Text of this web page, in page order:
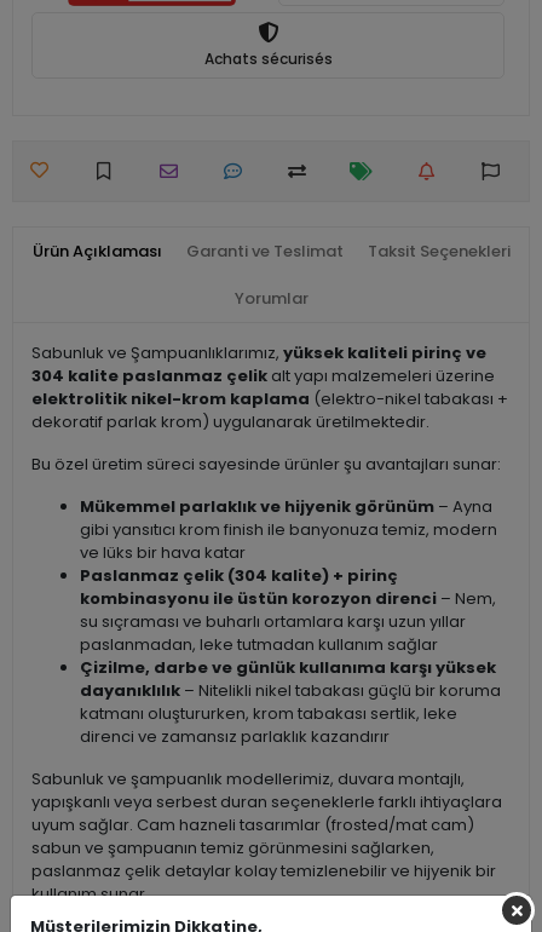
Achats sécurisés
Ürün Açıklaması Garanti ve Teslimat Taksit Seçenekleri
Yorumlar
Sabunluk ve Şampuanlıklarımız, yüksek kaliteli pirinç ve
304 kalite paslanmaz çelik alt yapı malzemeleri üzerine
elektrolitik nikel-krom kaplama (elektro-nikel tabakası +
dekoratif parlak krom) uygulanarak üretilmektedir.
Bu özel üretim süreci sayesinde ürünler şu avantajları sunar:
Mükemmel parlaklık ve hijyenik görünüm – Ayna
gibi yansıtıcı krom finish ile banyonuza temiz, modern
ve lüks bir hava katar
Paslanmaz çelik (304 kalite) + pirinç
kombinasyonu ile üstün korozyon direnci – Nem,
su sıçraması ve buharlı ortamlara karşı uzun yıllar
paslanmadan, leke tutmadan kullanım sağlar
Çizilme, darbe ve günlük kullanıma karşı yüksek
dayanıklılık – Nitelikli nikel tabakası güçlü bir koruma
katmanı oluştururken, krom tabakası sertlik, leke
direnci ve zamansız parlaklık kazandırır
Sabunluk ve şampuanlık modellerimiz, duvara montajlı,
yapışkanlı veya serbest duran seçeneklerle farklı ihtiyaçlara
uyum sağlar. Cam hazneli tasarımlar (frosted/mat cam)
sabun ve şampuanın temiz görünmesini sağlarken,
paslanmaz çelik detaylar kolay temizlenebilir ve hijyenik bir
kullanım sunar.
Müşterilerimizin Dikkatine,